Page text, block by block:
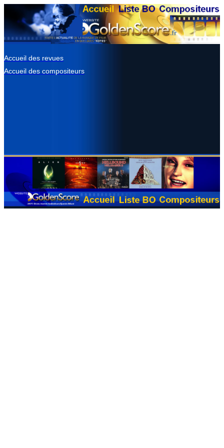
Accueil des revues
Accueil des compositeurs